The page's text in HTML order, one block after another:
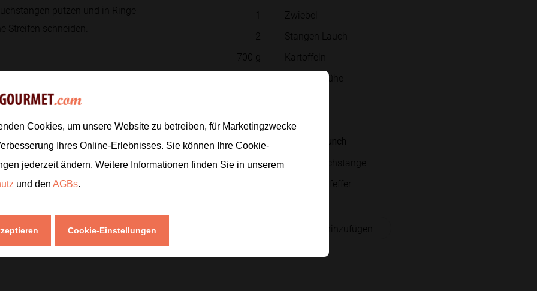
1
Zwiebel
2
Stangen Lauch
700 g
Kartoffeln
Gemüsebrühe
EL Butter
Für den Crunch
1
kleine Lauchstange
Salz und Pfeffer
Zur Einkaufsliste hinzufügen
putzen und in Ringe
Streifen schneiden.
Lauchringe darin bei mittlerer Hitze
und alles
ist. Mit Salz und Pfeffer
Cookies, um unsere Website zu betreiben, für Marketingzwecke
Ihres Online-Erlebnisses. Sie können Ihre Cookie-
jederzeit ändern. Weitere Informationen finden Sie in unserem
und den AGBs.
Cookie-Einstellungen